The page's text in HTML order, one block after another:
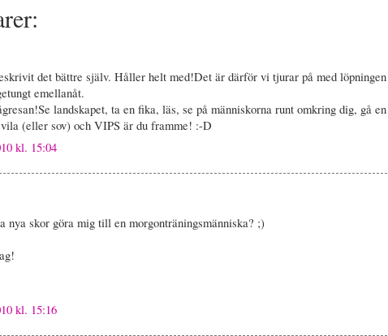
det bättre själv. Håller helt med!Det är därför vi tjurar på med löpningen
emellanåt.
landskapet, ta en fika, läs, se på människorna runt omkring dig, gå en
(eller sov) och VIPS är du framme! :-D
kl. 15:04
nya skor göra mig till en morgonträningsmänniska? ;)
kl. 15:16